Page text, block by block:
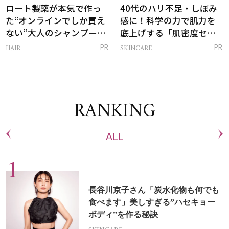
ロート製薬が本気で作っ
た“オンラインでしか買え
ない”大人のシャンプー＆
トリートメントって？
HAIR PR
40代のハリ不足・しぼみ
感に！科学の力で肌力を
底上げする「肌密度セラ
ム」
SKINCARE PR
RANKING
ALL
長谷川京子さん「炭水化物も何でも
食べます」美しすぎる”ハセキョー
ボディ”を作る秘訣